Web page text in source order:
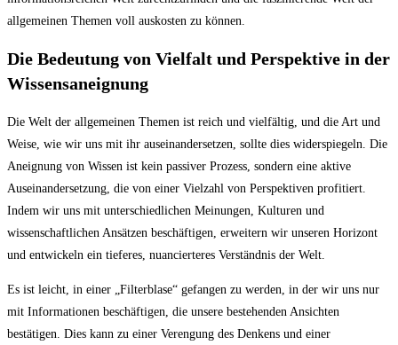
allgemeinen Themen voll auskosten zu können.
Die Bedeutung von Vielfalt und Perspektive in der
Wissensaneignung
Die Welt der allgemeinen Themen ist reich und vielfältig, und die Art und
Weise, wie wir uns mit ihr auseinandersetzen, sollte dies widerspiegeln. Die
Aneignung von Wissen ist kein passiver Prozess, sondern eine aktive
Auseinandersetzung, die von einer Vielzahl von Perspektiven profitiert.
Indem wir uns mit unterschiedlichen Meinungen, Kulturen und
wissenschaftlichen Ansätzen beschäftigen, erweitern wir unseren Horizont
und entwickeln ein tieferes, nuancierteres Verständnis der Welt.
Es ist leicht, in einer „Filterblase“ gefangen zu werden, in der wir uns nur
mit Informationen beschäftigen, die unsere bestehenden Ansichten
bestätigen. Dies kann zu einer Verengung des Denkens und einer